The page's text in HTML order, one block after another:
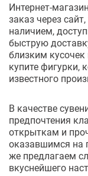
Интернет-
заказ через
наличием,
быструю
близким
купите фигурки,
известного
В качестве
предпочтения
открыткам и
оказавшимся на
же предлагаем
вкуснейшего